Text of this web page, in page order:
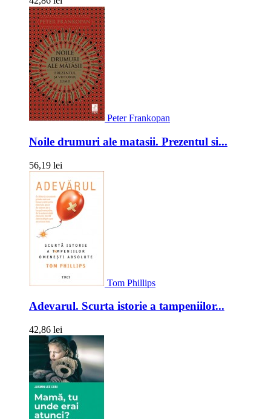
Peter Frankopan
Noile drumuri ale matasii. Prezentul si...
56,19 lei
Tom Phillips
Adevarul. Scurta istorie a tampeniilor...
42,86 lei